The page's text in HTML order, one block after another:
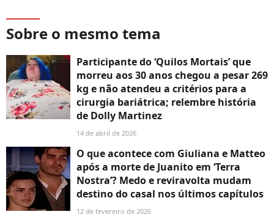
Sobre o mesmo tema
Participante do ‘Quilos Mortais’ que
morreu aos 30 anos chegou a pesar 269
kg e não atendeu a critérios para a
cirurgia bariátrica; relembre história
de Dolly Martinez
14 de abril de 2026
O que acontece com Giuliana e Matteo
após a morte de Juanito em ‘Terra
Nostra’? Medo e reviravolta mudam
destino do casal nos últimos capítulos
12 de fevereiro de 2026